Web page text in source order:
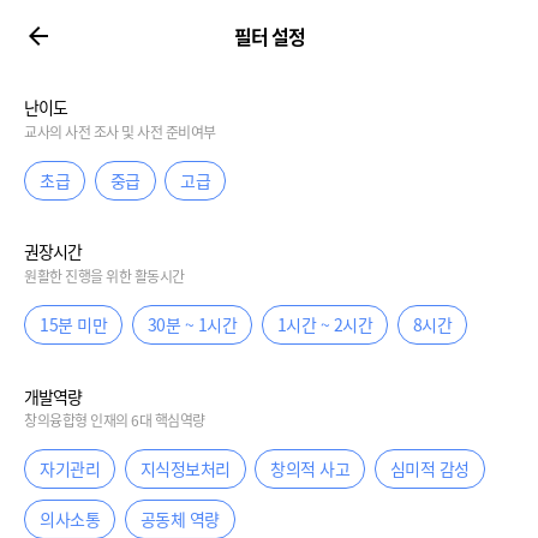
필터 설정
난이도
교사의 사전 조사 및 사전 준비여부
초급 중급 고급
권장시간
원활한 진행을 위한 활동시간
15분 미만 30분 ~ 1시간 1시간 ~ 2시간 8시간
개발역량
창의융합형 인재의 6대 핵심역량
자기관리 지식정보처리 창의적 사고 심미적 감성
의사소통 공동체 역량